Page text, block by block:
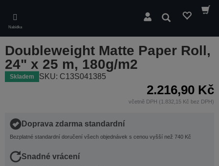
main
content
Nabídka
Hledat
Doubleweight Matte Paper Roll,
24" x 25 m, 180g/m2
Skladem SKU: C13S041385
2.216,90 Kč
včetně DPH (1.832,15 Kč bez DPH)
Doprava zdarma standardní
Bezplatné standardní doručení všech objednávek s cenou vyšší než 740 Kč
Snadné vrácení